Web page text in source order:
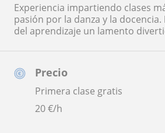
Precio
Primera clase gratis
20€/h
Experiencia impartiendo clases
pasión por la danza y la
del aprendizaje un lamento